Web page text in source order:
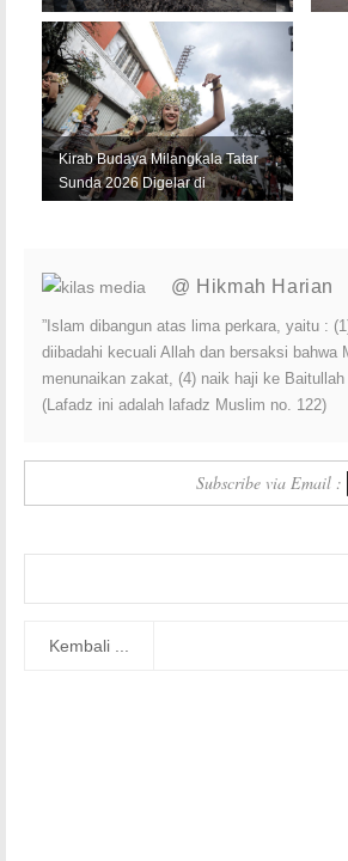
Sejumlah Kawasan Strategis
Kirab Budaya Milangkala Tatar
Sunda 2026 Digelar di
@ Hikmah Harian
”Islam dibangun atas lima perkara, yaitu :
diibadahi kecuali Allah dan bersaksi bahwa
menunaikan zakat, (4) naik haji ke
(Lafadz ini adalah lafadz Muslim no. 122)
Subscribe via Email :
Kembali ...